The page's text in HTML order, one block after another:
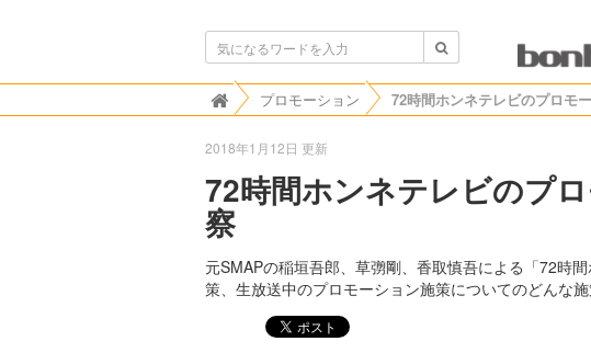
ボンビゴシップ
プロモーション
2018年1月12日 更新
72時間ホンネテレビのプ
察
元SMAPの稲垣吾郎、草彅剛、香取慎吾による「72時
策、生放送中のプロモーション施策についてのどんな